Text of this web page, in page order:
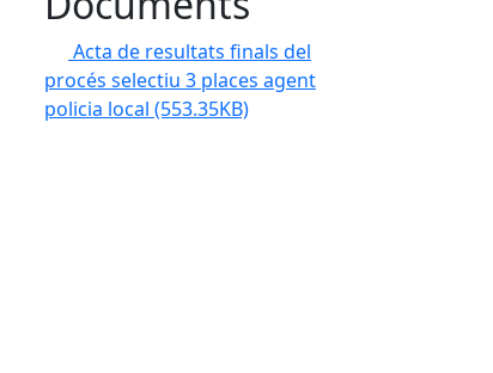
Acta de resultats finals del
procés selectiu 3 places agent
policia local (553.35KB)